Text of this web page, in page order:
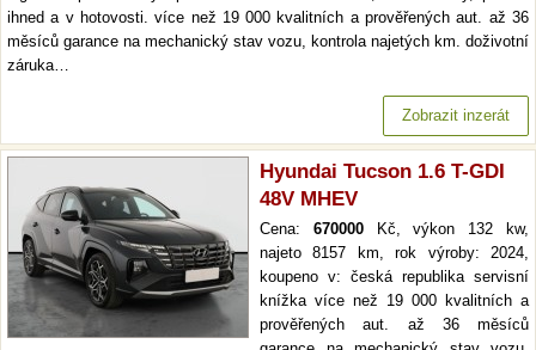
ihned a v hotovosti. více než 19 000 kvalitních a prověřených aut. až 36
měsíců garance na mechanický stav vozu, kontrola najetých km. doživotní
záruka…
Zobrazit inzerát
Hyundai Tucson 1.6 T-GDI
48V MHEV
Cena: 670000Kč, výkon 132 kw,
najeto 8157 km, rok výroby: 2024,
koupeno v: česká republika servisní
knížka více než 19 000 kvalitních a
prověřených aut. až 36 měsíců